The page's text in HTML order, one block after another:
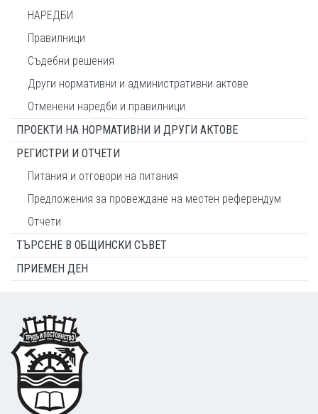
НАРЕДБИ
Правилници
Съдебни решения
Други нормативни и административни актове
Отменени наредби и правилници
ПРОЕКТИ НА НОРМАТИВНИ И ДРУГИ АКТОВЕ
РЕГИСТРИ И ОТЧЕТИ
Питания и отговори на питания
Предложения за провеждане на местен референдум
Отчети
ТЪРСЕНЕ В ОБЩИНСКИ СЪВЕТ
ПРИЕМЕН ДЕН
Footer